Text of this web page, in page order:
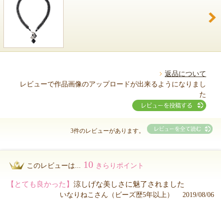
返品について
レビューで作品画像のアップロードが出来るようになりまし
た
3件のレビューがあります。
このレビューは... 10 きらりポイント
【とても良かった】 涼しげな美しさに魅了されました
いなりねこさん（ビーズ歴5年以上） 2019/08/06